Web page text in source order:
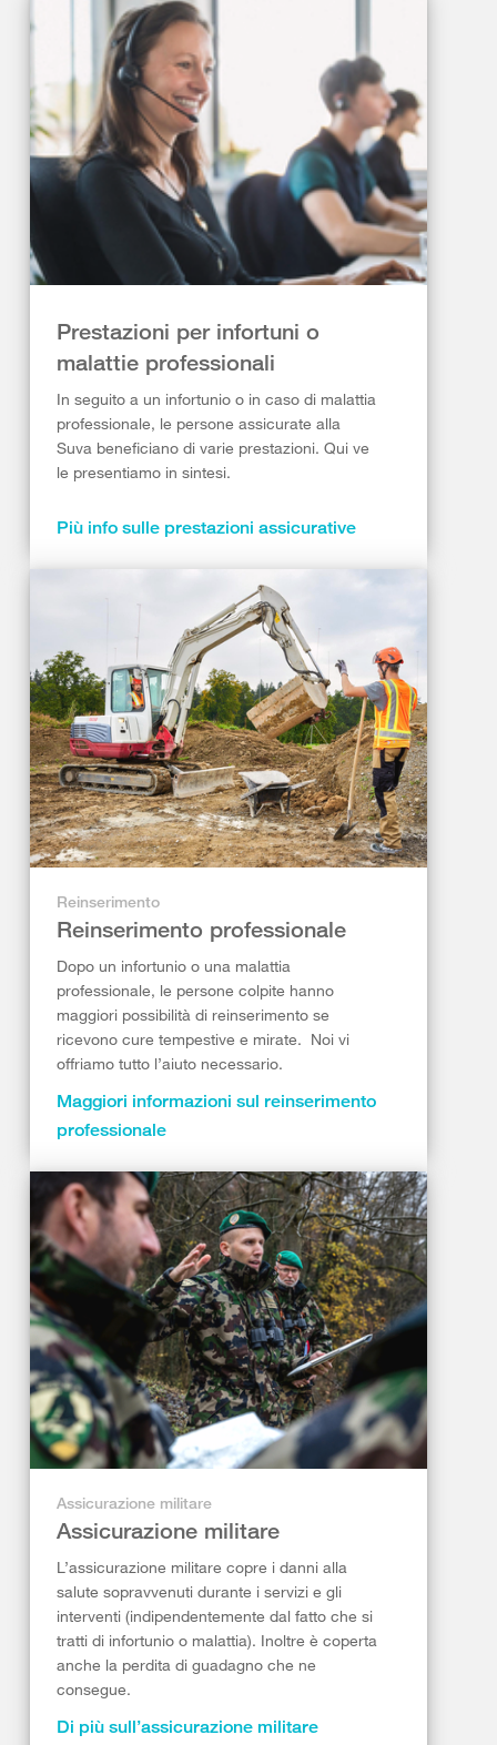
Prestazioni per infortuni o
malattie professionali
In seguito a un infortunio o in caso di malattia
professionale, le persone assicurate alla
Suva beneficiano di varie prestazioni. Qui ve
le presentiamo in sintesi.
Più info sulle prestazioni assicurative
Reinserimento
Reinserimento professionale
Dopo un infortunio o una malattia
professionale, le persone colpite hanno
maggiori possibilità di reinserimento se
ricevono cure tempestive e mirate. ​ Noi vi
offriamo tutto l’aiuto necessario.
Maggiori informazioni sul reinserimento
professionale
Assicurazione militare
Assicurazione militare
L’assicurazione militare copre i danni alla
salute sopravvenuti durante i servizi e gli
interventi (indipendentemente dal fatto che si
tratti di infortunio o malattia). Inoltre è coperta
anche la perdita di guadagno che ne
consegue.
Di più sull’assicurazione militare